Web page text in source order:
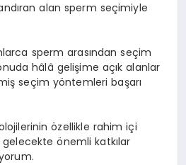
alan sperm seçimiyle
sperm arasından seçim
hâlâ gelişime açık alanlar
seçim yöntemleri başarı
özellikle rahim içi
önemli katkılar